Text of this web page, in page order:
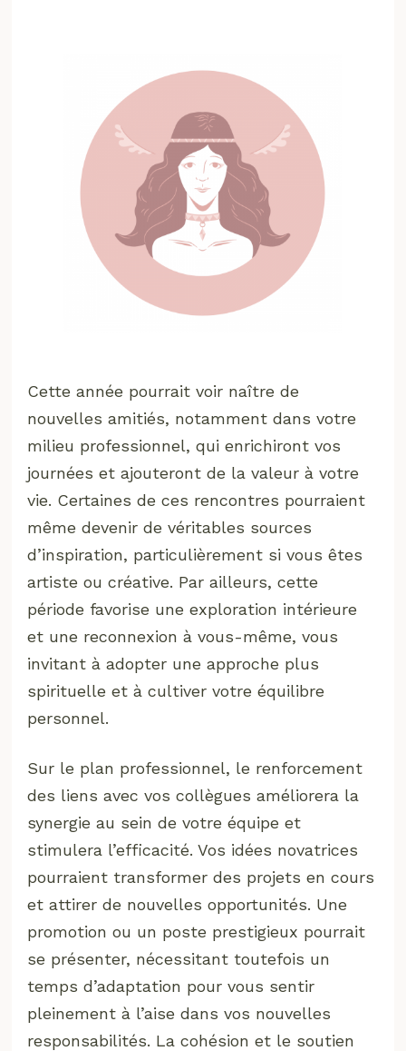
Cette année pourrait voir naître de
nouvelles amitiés, notamment dans votre
milieu professionnel, qui enrichiront vos
journées et ajouteront de la valeur à votre
vie. Certaines de ces rencontres pourraient
même devenir de véritables sources
d’inspiration, particulièrement si vous êtes
artiste ou créative. Par ailleurs, cette
période favorise une exploration intérieure
et une reconnexion à vous-même, vous
invitant à adopter une approche plus
spirituelle et à cultiver votre équilibre
personnel.
Sur le plan professionnel, le renforcement
des liens avec vos collègues améliorera la
synergie au sein de votre équipe et
stimulera l’efficacité. Vos idées novatrices
pourraient transformer des projets en cours
et attirer de nouvelles opportunités. Une
promotion ou un poste prestigieux pourrait
se présenter, nécessitant toutefois un
temps d’adaptation pour vous sentir
pleinement à l’aise dans vos nouvelles
responsabilités. La cohésion et le soutien